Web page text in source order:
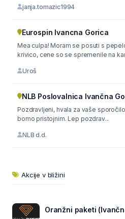
janja.tomazic1994
Eurospin Ivancna Gorica
Mea culpa! Moram se posuti s
krivico, cene so se spremenile na
Uroš
NLB Poslovalnica Ivančna
Pozdravljeni, hvala za vaše
bomo pristojnim. Lep pozdrav...
NLB d.d.
Akcije v bližini
Oranžni paketi